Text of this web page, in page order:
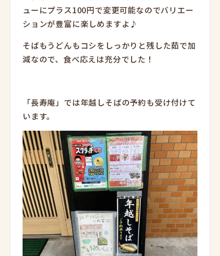
ューにプラス100円で変更可能なのでバリエー
ションが豊富に楽しめますよ♪
そばもうどんもコシをしっかりと残した茹で加
減なので、食べ応えは充分でした！
「長寿庵」では年越しそばの予約も受け付けて
います。